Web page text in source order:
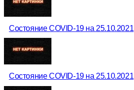
Состояние COVID-19 на 25.10.2021
Состояние COVID-19 на 25.10.2021